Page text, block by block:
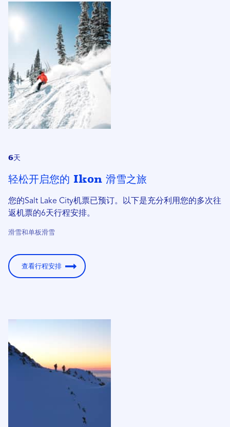
6天
轻松开启您的 Ikon 滑雪之旅
您的Salt Lake City机票已预订。以下是充分利用您的多次往
返机票的6天行程安排。
滑雪和单板滑雪
查看行程安排